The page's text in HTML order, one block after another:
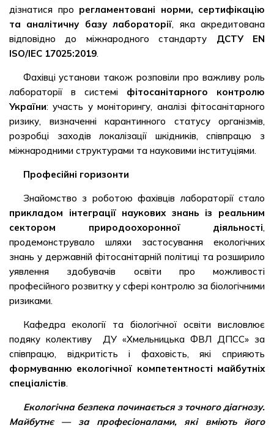
дізнатися про регламентовані норми, сертифікацію
та аналітичну базу лабораторії, яка акредитована
відповідно до міжнародного стандарту ДСТУ EN
ISO/IEC 17025:2019.
Фахівці установи також розповіли про важливу роль
лабораторії в системі фітосанітарного контролю
України: участь у моніторингу, аналізі фітосанітарного
ризику, визначенні карантинного статусу організмів,
розробці заходів локалізації шкідників, співпрацю з
міжнародними структурами та науковими інституціями.
Професійні горизонти
Знайомство з роботою фахівців лабораторії стало
прикладом інтеграції наукових знань із реальним
сектором природоохоронної діяльності,
продемонструвало шляхи застосування екологічних
знань у державній фітосанітарній політиці та розширило
уявлення здобувачів освіти про можливості
професійного розвитку у сфері контролю за біологічними
ризиками.
Кафедра екології та біологічної освіти висловлює
подяку колективу ДУ «Хмельницька ФВЛ ДПСС» за
співпрацю, відкритість і фаховість, які сприяють
формуванню екологічної компетентності майбутніх
спеціалістів.
Екологічна безпека починається з точного діагнозу.
Майбутнє — за професіоналами, які вміють його